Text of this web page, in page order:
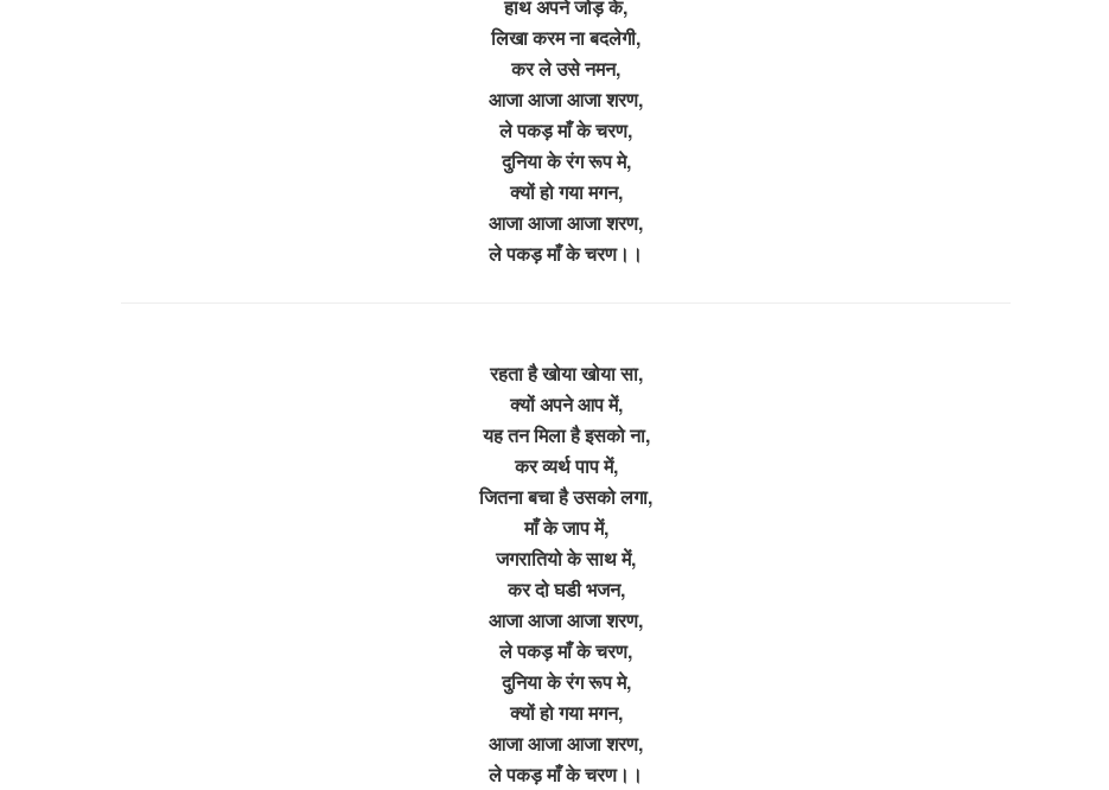
हाथ अपने जोड़ के,
लिखा करम ना बदलेगी,
कर ले उसे नमन,
आजा आजा आजा शरण,
ले पकड़ माँ के चरण,
दुनिया के रंग रूप मे,
क्यों हो गया मगन,
आजा आजा आजा शरण,
ले पकड़ माँ के चरण।।
रहता है खोया खोया सा,
क्यों अपने आप में,
यह तन मिला है इसको ना,
कर व्यर्थ पाप में,
जितना बचा है उसको लगा,
माँ के जाप में,
जगरातियो के साथ में,
कर दो घडी भजन,
आजा आजा आजा शरण,
ले पकड़ माँ के चरण,
दुनिया के रंग रूप मे,
क्यों हो गया मगन,
आजा आजा आजा शरण,
ले पकड़ माँ के चरण।।